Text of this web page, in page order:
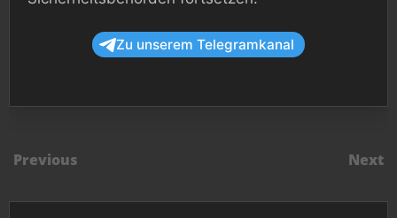
Zu unserem Telegramkanal
Previous Next